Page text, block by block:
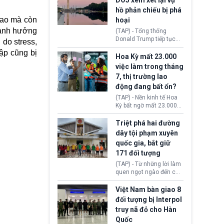
mà còn
hưởng
stress,
cũng bị
thường chưa xác định
(UAP). Những tài liệu này
bao gồm hình ảnh,
video, báo cáo từ nhiều
cơ quan khác nhau như
Cục Điều tra Liên bang
(FBI), Cơ quan Tình báo
Trung ương (CIA) và Bộ
Ngoại giao (DOS).
hồ phản chiếu bị phá
hoại
(TAP) - Tổng thống
Donald Trump tiếp tục
cho rằng, hồ phản chiếu
trước Đài tưởng niệm
Lincoln bị phá hoại. Lãnh
đạo Nhà Trắng yêu cầu
Bộ Tư pháp (DOJ) xem
xét lại quyết định hủy
truy tố những cá nhân bị
nghi ngờ làm hư hại
công trình.
Hoa Kỳ mất 23.000
việc làm trong tháng
7, thị trường lao
động đang bất ổn?
(TAP) - Nền kinh tế Hoa
Kỳ bất ngờ mất 23.000
việc làm vào tháng 7,
cho thấy thị trường lao
động có dấu hiệu suy
yếu sau thời gian duy trì
tương đối ổn định suốt
nửa năm 2026.
Triệt phá hai đường
dây tội phạm xuyên
quốc gia, bắt giữ
171 đối tượng
(TAP) - Từ những lời làm
quen ngọt ngào đến các
“sàn vàng ảo”, bất động
sản trực tuyến cùng
đường dây đánh bạc quy
mô lớn, hai tổ chức tội
phạm xuyên quốc gia đã
dựng lên mạng lưới hoạt
Việt Nam bàn giao 8
đối tượng bị Interpol
truy nã đỏ cho Hàn
Quốc